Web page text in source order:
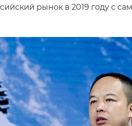
рынок в 2019 году с